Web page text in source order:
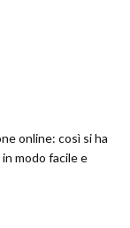
online: così si ha
modo facile e